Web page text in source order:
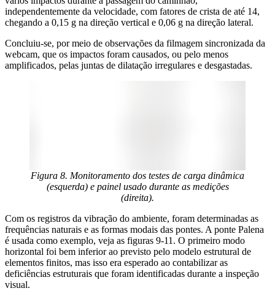
independentemente da velocidade, com fatores de crista de até 14,
chegando a 0,15 g na direção vertical e 0,06 g na direção lateral.
Concluiu-se, por meio de observações da filmagem sincronizada da
webcam, que os impactos foram causados, ou pelo menos
amplificados, pelas juntas de dilatação irregulares e desgastadas.
Figura 8. Monitoramento dos testes de carga dinâmica
(esquerda) e painel usado durante as medições
(direita).
Com os registros da vibração do ambiente, foram determinadas as
frequências naturais e as formas modais das pontes. A ponte Palena
é usada como exemplo, veja as figuras 9-11. O primeiro modo
horizontal foi bem inferior ao previsto pelo modelo estrutural de
elementos finitos, mas isso era esperado ao contabilizar as
deficiências estruturais que foram identificadas durante a inspeção
visual.